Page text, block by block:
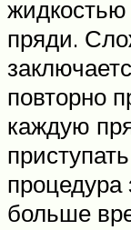
пряди.
повторно
каждую
больше